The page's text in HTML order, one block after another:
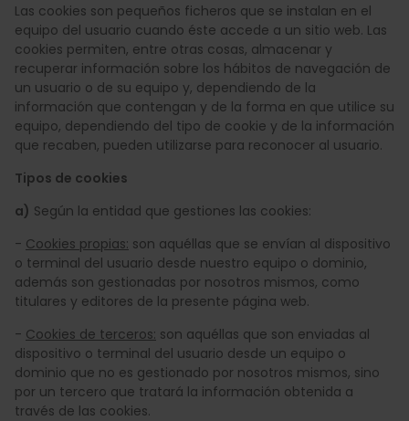
Las cookies son pequeños ficheros que se instalan en el
equipo del usuario cuando éste accede a un sitio web. Las
cookies permiten, entre otras cosas, almacenar y
recuperar información sobre los hábitos de navegación de
un usuario o de su equipo y, dependiendo de la
información que contengan y de la forma en que utilice su
equipo, dependiendo del tipo de cookie y de la información
que recaben, pueden utilizarse para reconocer al usuario.
Tipos de cookies
a) Según la entidad que gestiones las cookies:
- Cookies propias: son aquéllas que se envían al dispositivo
o terminal del usuario desde nuestro equipo o dominio,
además son gestionadas por nosotros mismos, como
titulares y editores de la presente página web.
- Cookies de terceros: son aquéllas que son enviadas al
dispositivo o terminal del usuario desde un equipo o
dominio que no es gestionado por nosotros mismos, sino
por un tercero que tratará la información obtenida a
través de las cookies.